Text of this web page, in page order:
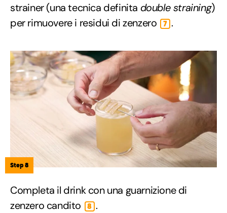
strainer (una tecnica definita double straining)
per rimuovere i residui di zenzero
7 .
Step 8
Completa il drink con una guarnizione di
zenzero candito
8 .